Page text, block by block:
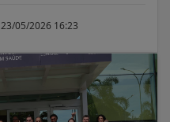
23/05/2026 16:23